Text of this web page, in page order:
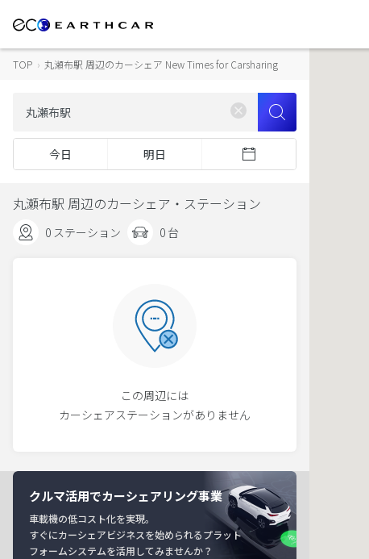
TOP › 丸瀬布駅 周辺のカーシェア New Times for Carsharing
今日 明日
丸瀬布駅 周辺のカーシェア・ステーション
0 ステーション 0 台
この周辺には
カーシェアステーションがありません
クルマ活用でカーシェアリング事業
車載機の低コスト化を実現。
すぐにカーシェアビジネスを始められるプラット
フォームシステムを活用してみませんか？